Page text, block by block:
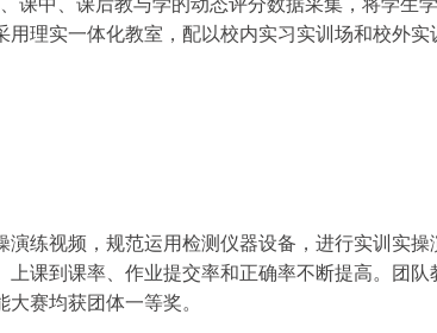
中、课后教与学的动态评分数据采集，将学生学
理实一体化教室，配以校内实习实训场和校外实
练视频，规范运用检测仪器设备，进行实训实操
课到课率、作业提交率和正确率不断提高。团队
赛均获团体一等奖。